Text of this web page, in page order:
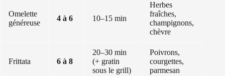
Omelette
généreuse
4 à 6 10–15 min
Herbes
fraîches,
champignons,
chèvre
Frittata 6 à 8
20–30 min
(+ gratin
sous le grill)
Poivrons,
courgettes,
parmesan